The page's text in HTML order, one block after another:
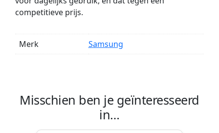
competitieve prijs.
Merk Samsung
Misschien ben je geïnteresseerd
in…